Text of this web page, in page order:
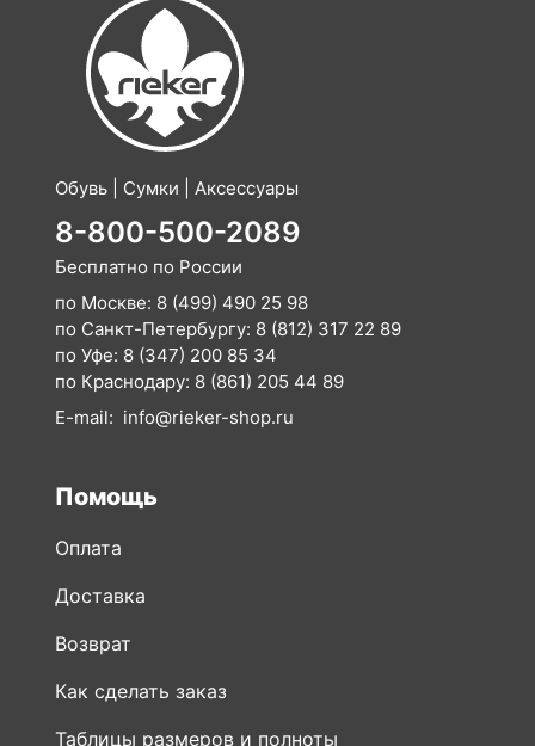
Обувь | Сумки | Аксессуары
8-800-500-2089
Бесплатно по России
по Москве: 8 (499) 490 25 98
по Санкт-Петербургу: 8 (812) 317 22 89
по Уфе: 8 (347) 200 85 34
по Краснодару: 8 (861) 205 44 89
E-mail: info@rieker-shop.ru
Помощь
Оплата
Доставка
Возврат
Как сделать заказ
Таблицы размеров и полноты